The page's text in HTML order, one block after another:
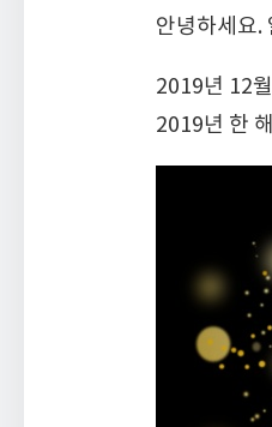
안녕하세요.
2019년 12
2019년 한